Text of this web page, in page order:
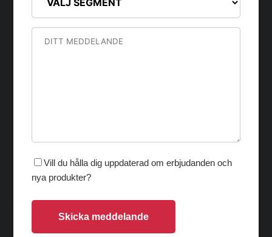
Vill du hålla dig uppdaterad om erbjudanden och
nya produkter?
Skicka meddelande